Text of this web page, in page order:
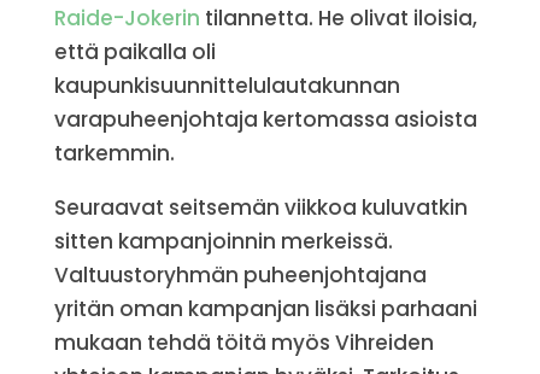
Raide-Jokerin tilannetta. He olivat iloisia,
että paikalla oli
kaupunkisuunnittelulautakunnan
varapuheenjohtaja kertomassa asioista
tarkemmin.
Seuraavat seitsemän viikkoa kuluvatkin
sitten kampanjoinnin merkeissä.
Valtuustoryhmän puheenjohtajana
yritän oman kampanjan lisäksi parhaani
mukaan tehdä töitä myös Vihreiden